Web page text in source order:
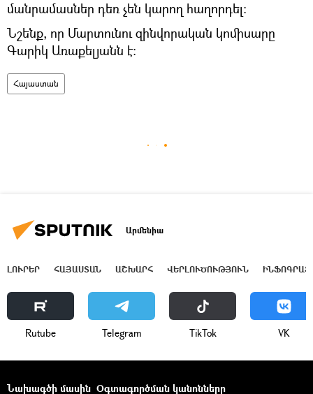
մանրամասներ դեռ չեն կարող հաղորդել:
Նշենք, որ Մարտունու զինվորական կոմիսարը
Գարիկ Առաքելյանն է:
Հայաստան
Արմենիա
ԼՈՒՐԵՐ ՀԱՅԱՍՏԱՆ ԱՇԽԱՐՀ ՎԵՐԼՈՒԾՈՒԹՅՈՒՆ
Rutube Telegram ТikТоk VK
Նախագծի մասին Օգտագործման կանոնները